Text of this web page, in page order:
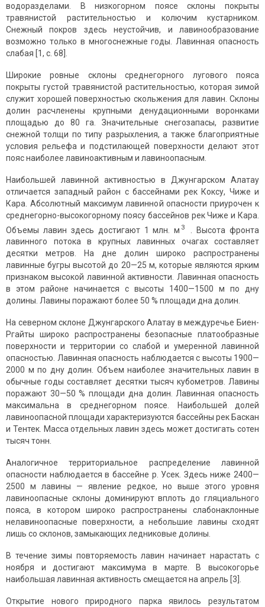
водоразделами. В низкогорном поясе склоны покрыты
травянистой растительностью и колючим кустарником.
Снежный покров здесь неустойчив, и лавинообразование
возможно только в многоснежные годы. Лавинная опасность
слабая [1, с. 68].
Широкие ровные склоны среднегорного лугового пояса
покрыты густой травянистой растительностью, которая зимой
служит хорошей поверхностью скольжения для лавин. Склоны
долин расчленены крупными денудационными воронками
площадью до 80 га. Значительные снегозапасы, развитие
снежной толщи по типу разрыхления, а также благоприятные
условия рельефа и подстилающей поверхности делают этот
пояс наиболее лавиноактивным и лавиноопасным.
Наибольшей лавинной активностью в Джунгарском Алатау
отличается западный район с бассейнами рек Коксу, Чиже и
Кара. Абсолютный максимум лавинной опасности приурочен к
среднегорно-высокогорному поясу бассейнов рек Чиже и Кара.
Объемы лавин здесь достигают 1 млн. м 3
. Высота фронта
лавинного потока в крупных лавинных очагах составляет
десятки метров. На дне долин широко распространены
лавинные бугры высотой до 20—25 м, которые являются ярким
признаком высокой лавинной активности. Лавинная опасность
в этом районе начинается с высоты 1400—1500 м по дну
долины. Лавины поражают более 50 % площади дна долин.
На северном склоне Джунгарского Алатау в междуречье Биен-
Ргайты широко распространены безопасные платообразные
поверхности и территории со слабой и умеренной лавинной
опасностью. Лавинная опасность наблюдается с высоты 1900—
2000 м по дну долин. Объем наиболее значительных лавин в
обычные годы составляет десятки тысяч кубометров. Лавины
поражают 30—50 % площади дна долин. Лавинная опасность
максимальна в среднегорном поясе. Наибольшей долей
лавиноопасной площади характеризуются бассейны рек Баскан
и Тентек. Масса отдельных лавин здесь может достигать сотен
тысяч тонн.
Аналогичное территориальное распределение лавинной
опасности наблюдается в бассейне р. Усек. Здесь ниже 2400—
2500 м лавины — явление редкое, но выше этого уровня
лавиноопасные склоны доминируют вплоть до гляциального
пояса, в котором широко распространены слабонаклонные
нелавиноопасные поверхности, а небольшие лавины сходят
лишь со склонов, замыкающих ледниковые долины.
В течение зимы повторяемость лавин начинает нарастать с
ноября и достигают максимума в марте. В высокогорье
наибольшая лавинная активность смещается на апрель [3].
Открытие нового природного парка явилось результатом